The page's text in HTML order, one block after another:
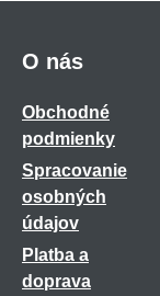
O nás
Obchodné
podmienky
Spracovanie
osobných
údajov
Platba a
doprava